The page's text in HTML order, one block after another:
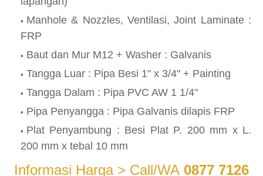
Manhole & Nozzles, Ventilasi, Joint Laminate :
FRP
Baut dan Mur M12 + Washer : Galvanis
Tangga Luar : Pipa Besi 1" x 3/4" + Painting
Tangga Dalam : Pipa PVC AW 1 1/4"
Pipa Penyangga : Pipa Galvanis dilapis FRP
Plat Penyambung : Besi Plat P. 200 mm x L.
200 mm x tebal 10 mm
Informasi Harga > Call/WA 0877 7126